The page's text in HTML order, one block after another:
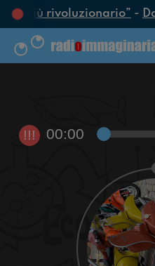
più rivoluzionario”-
!!! 00:00